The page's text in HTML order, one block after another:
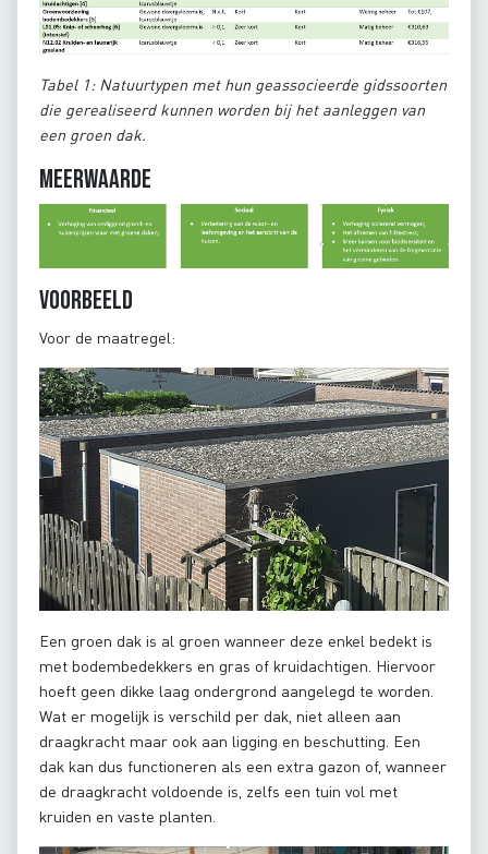
Tabel 1: Natuurtypen met hun geassocieerde gidssoorten
die gerealiseerd kunnen worden bij het aanleggen van
een groen dak.
Meerwaarde
Voorbeeld
Voor de maatregel:
Een groen dak is al groen wanneer deze enkel bedekt is
met bodembedekkers en gras of kruidachtigen. Hiervoor
hoeft geen dikke laag ondergrond aangelegd te worden.
Wat er mogelijk is verschild per dak, niet alleen aan
draagkracht maar ook aan ligging en beschutting. Een
dak kan dus functioneren als een extra gazon of, wanneer
de draagkracht voldoende is, zelfs een tuin vol met
kruiden en vaste planten.